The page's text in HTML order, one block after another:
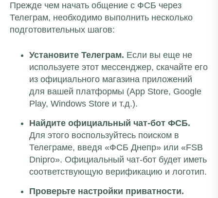
Прежде чем начать общение с ФСБ через
Телеграм, необходимо выполнить несколько
подготовительных шагов:
Установите Телеграм. Если вы еще не
используете этот мессенджер, скачайте его
из официального магазина приложений
для вашей платформы (App Store, Google
Play, Windows Store и т.д.).
Найдите официальный чат-бот ФСБ.
Для этого воспользуйтесь поиском в
Телеграме, введя «ФСБ Днепр» или «FSB
Dnipro». Официальный чат-бот будет иметь
соответствующую верификацию и логотип.
Проверьте настройки приватности.